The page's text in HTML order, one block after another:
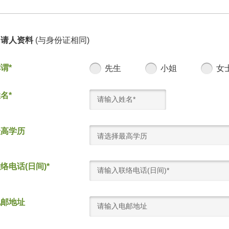
人资料 (与身份证相同)
* 先生 小姐 女
*
学历
请选择最高学历
电话(日间)*
地址